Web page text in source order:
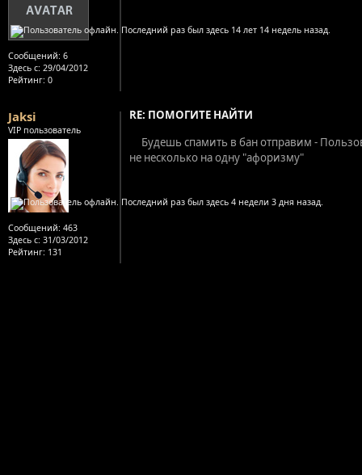
Сообщений: 6
Здесь с: 29/04/2012
Рейтинг: 0
Jaksi
VIP пользователь
Сообщений: 463
Здесь с: 31/03/2012
Рейтинг: 131
RE: ПОМОГИТЕ НАЙТИ
Будешь спамить в бан отправим -
не несколько на одну "афоризму"